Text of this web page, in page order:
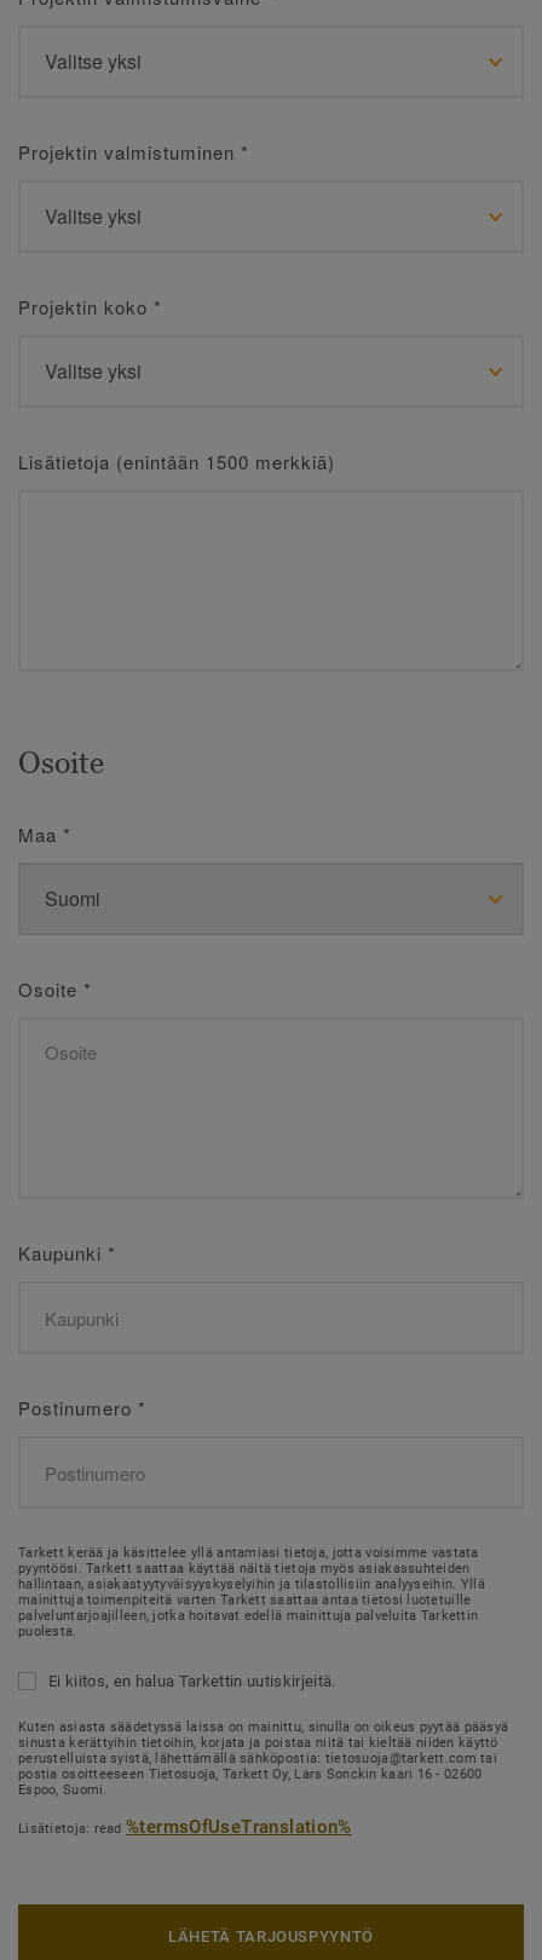
Projektin valmistuminen *
Projektin koko *
Lisätietoja (enintään 1500 merkkiä)
Osoite
Maa *
Osoite *
Kaupunki *
Postinumero *
Tarkett kerää ja käsittelee yllä antamiasi tietoja, jotta voisimme vastata
pyyntöösi. Tarkett saattaa käyttää näitä tietoja myös asiakassuhteiden
hallintaan, asiakastyytyväisyyskyselyihin ja tilastollisiin analyyseihin. Yllä
mainittuja toimenpiteitä varten Tarkett saattaa antaa tietosi luotetuille
palveluntarjoajilleen, jotka hoitavat edellä mainittuja palveluita Tarkettin
puolesta.
Ei kiitos, en halua Tarkettin uutiskirjeitä.
Kuten asiasta säädetyssä laissa on mainittu, sinulla on oikeus pyytää pääsyä
sinusta kerättyihin tietoihin, korjata ja poistaa niitä tai kieltää niiden käyttö
perustelluista syistä, lähettämällä sähköpostia: tietosuoja@tarkett.com tai
postia osoitteeseen Tietosuoja, Tarkett Oy, Lars Sonckin kaari 16 - 02600
Espoo, Suomi.
Lisätietoja: read%termsOfUseTranslation%
LÄHETÄ TARJOUSPYYNTÖ